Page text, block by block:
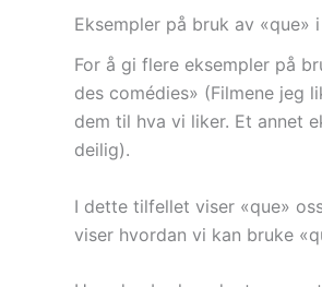
Eksempler på bruk av «que»
For å gi flere eksempler på
des comédies» (Filmene jeg
dem til hva vi liker. Et annet
deilig).
I dette tilfellet viser «que»
viser hvordan vi kan bruke